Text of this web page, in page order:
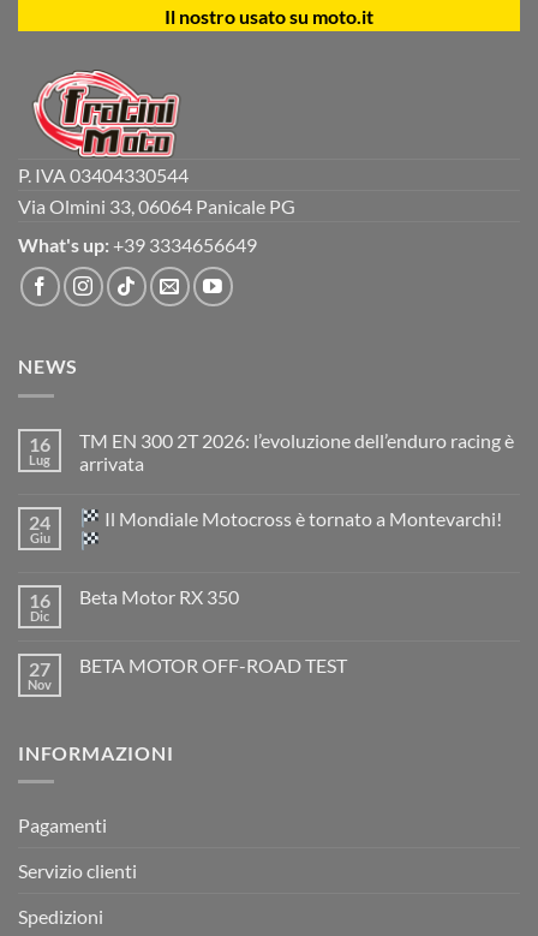
Il nostro usato su moto.it
P. IVA 03404330544
Via Olmini 33, 06064 Panicale PG
What's up: +39 3334656649
NEWS
16
Lug
TM EN 300 2T 2026: l’evoluzione dell’enduro racing è
arrivata
su
TM
EN
2026:
è
arrivata
24
Giu
Il Mondiale Motocross è tornato a Montevarchi!
su
Motocross
è
16
Dic
Beta Motor RX 350
Beta
27
Nov
BETA MOTOR OFF-ROAD TEST
MOTOR
INFORMAZIONI
Pagamenti
Servizio clienti
Spedizioni